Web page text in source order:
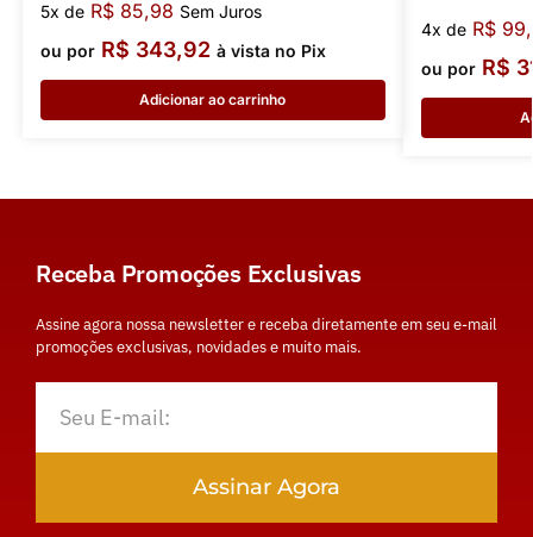
5x de R$85,98 Sem Juros
ou por R$ 343,92 à vista no Pix
Adicionar ao carrinho
4x de R$
ou por R$
Receba Promoções Exclusivas
Assine agora nossa newsletter e receba diretamente em seu e-mail
promoções exclusivas, novidades e muito mais.
Assinar Agora